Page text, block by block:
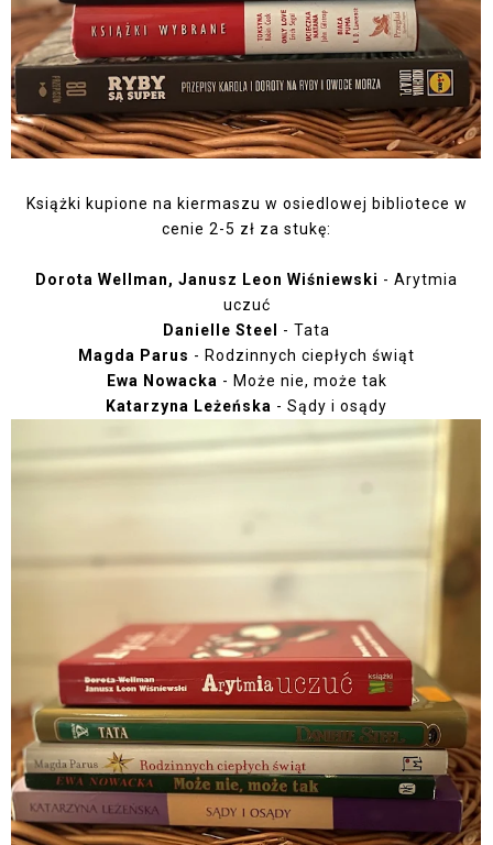
Książki kupione na kiermaszu w osiedlowej bibliotece w
cenie 2-5 zł za stukę:
Dorota Wellman, Janusz Leon Wiśniewski - Arytmia
uczuć
Danielle Steel
- Tata
Magda Parus - Rodzinnych ciepłych świąt
Ewa Nowacka - Może nie, może tak
Katarzyna Leżeńska - Sądy i osądy